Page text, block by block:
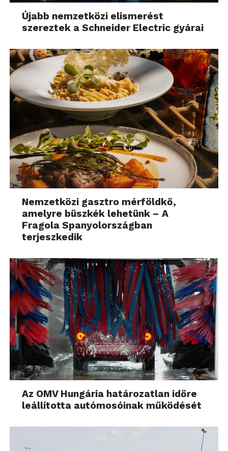
Újabb nemzetközi elismerést
szereztek a Schneider Electric gyárai
Nemzetközi gasztro mérföldkő,
amelyre büszkék lehetünk – A
Fragola Spanyolországban
terjeszkedik
Az OMV Hungária határozatlan időre
leállította autómosóinak működését